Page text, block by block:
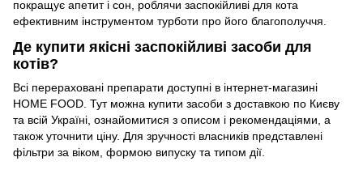
покращує апетит і сон, роблячи заспокійливі для кота
ефективним інструментом турботи про його благополуччя.
Де купити якісні заспокійливі засоби для
котів?
Всі перераховані препарати доступні в інтернет-магазині
HOME FOOD. Тут можна купити засоби з доставкою по Києву
та всій Україні, ознайомитися з описом і рекомендаціями, а
також уточнити ціну. Для зручності власників представлені
фільтри за віком, формою випуску та типом дії.